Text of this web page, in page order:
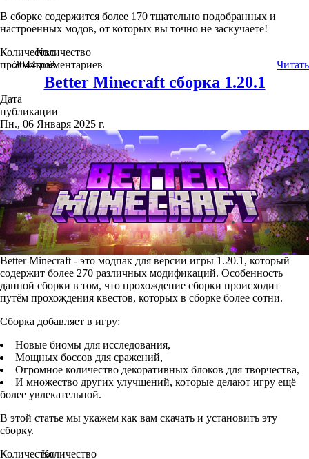
В сборке содержится более 170 тщательно подобранных и
настроенных модов, от которых вы точно не заскучаете!
Количество
просмотров
2044
Количество
комментариев
2 Читать
Better Minecraft сборка 1.20.1
Дата
публикации
Пн., 06 Января 2025 г.
Better Minecraft - это модпак для версии игры 1.20.1, который
содержит более 270 различных модификаций. Особенность
данной сборки в том, что прохождение сборки происходит
путём прохождения квестов, которых в сборке более сотни.
Сборка добавляет в игру:
Новые биомы для исследования,
Мощных боссов для сражений,
Огромное количество декоративных блоков для творчества,
И множество других улучшений, которые делают игру ещё
более увлекательной.
В этой статье мы укажем как вам скачать и установить эту
сборку.
КоличествоКоличество